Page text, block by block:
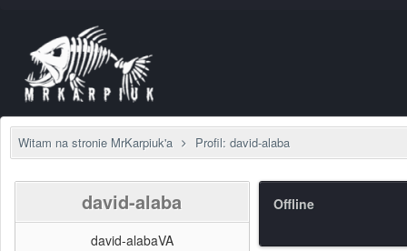
Witam na stronie MrKarpiuk'a Profil: david-alaba
david-alaba
david-alabaVA
Offline